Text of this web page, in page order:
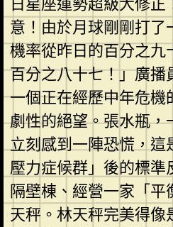
意！由於月球剛剛打
機率從昨日的百分之九
百分之八十七！」廣播
一個正在經歷中年危機
劇性的絕望。張水瓶，
立刻感到一陣恐慌，這
壓力症候群」後的標
隔壁棟、經營一家「
天秤。林天秤完美得